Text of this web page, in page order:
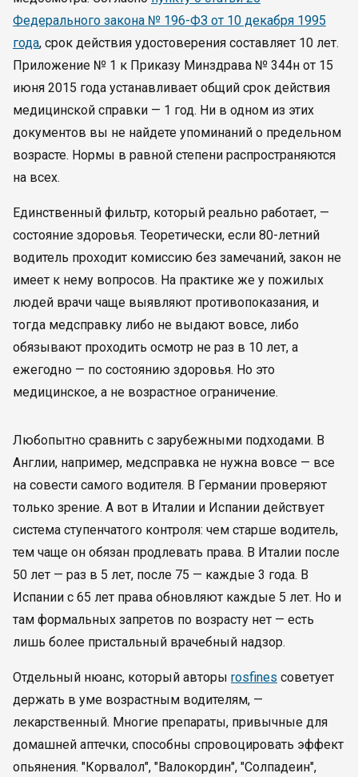
Федерального закона № 196-ФЗ от 10 декабря 1995
года, срок действия удостоверения составляет 10 лет.
Приложение № 1 к Приказу Минздрава № 344н от 15
июня 2015 года устанавливает общий срок действия
медицинской справки — 1 год. Ни в одном из этих
документов вы не найдете упоминаний о предельном
возрасте. Нормы в равной степени распространяются
на всех.
Единственный фильтр, который реально работает, —
состояние здоровья. Теоретически, если 80-летний
водитель проходит комиссию без замечаний, закон не
имеет к нему вопросов. На практике же у пожилых
людей врачи чаще выявляют противопоказания, и
тогда медсправку либо не выдают вовсе, либо
обязывают проходить осмотр не раз в 10 лет, а
ежегодно — по состоянию здоровья. Но это
медицинское, а не возрастное ограничение.
Любопытно сравнить с зарубежными подходами. В
Англии, например, медсправка не нужна вовсе — все
на совести самого водителя. В Германии проверяют
только зрение. А вот в Италии и Испании действует
система ступенчатого контроля: чем старше водитель,
тем чаще он обязан продлевать права. В Италии после
50 лет — раз в 5 лет, после 75 — каждые 3 года. В
Испании с 65 лет права обновляют каждые 5 лет. Но и
там формальных запретов по возрасту нет — есть
лишь более пристальный врачебный надзор.
Отдельный нюанс, который авторы rosfines советует
держать в уме возрастным водителям, —
лекарственный. Многие препараты, привычные для
домашней аптечки, способны спровоцировать эффект
опьянения. "Корвалол", "Валокордин", "Солпадеин",